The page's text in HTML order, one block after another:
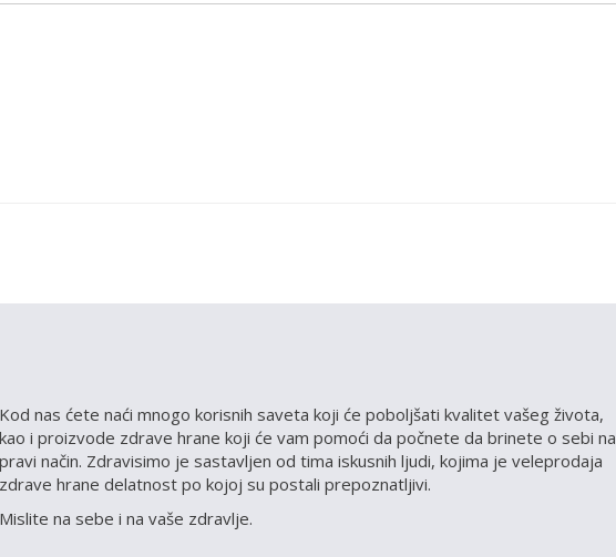
Kod nas ćete naći mnogo korisnih saveta koji će poboljšati kvalitet vašeg života,
kao i proizvode zdrave hrane koji će vam pomoći da počnete da brinete o sebi na
pravi način. Zdravisimo je sastavljen od tima iskusnih ljudi, kojima je veleprodaja
zdrave hrane delatnost po kojoj su postali prepoznatljivi.
Mislite na sebe i na vaše zdravlje.